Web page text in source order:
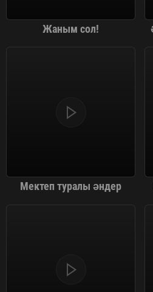
Жаным сол!
Мектеп туралы әндер